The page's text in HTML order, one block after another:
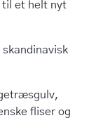
til et helt nyt
skandinavisk
fliser og